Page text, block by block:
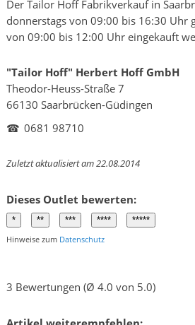
Der Tailor Hoff Fabrikverkauf in
donnerstags von 09:00 bis 16:30 Uhr
von 09:00 bis 12:00 Uhr eingekauft
"Tailor Hoff" Herbert Hoff GmbH
Theodor-Heuss-Straße 7
66130 Saarbrücken-Güdingen
☎ 0681 98710
Zuletzt aktualisiert am 22.08.2014
Dieses Outlet bewerten:
Hinweise zum Datenschutz
3 Bewertungen (Ø 4.0 von 5.0)